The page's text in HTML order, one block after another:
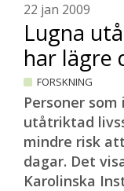
22 jan 2009
Lugna
har lägre
FORSKNING
Personer
utåtriktad
mindre risk
dagar. Det
Karolinska